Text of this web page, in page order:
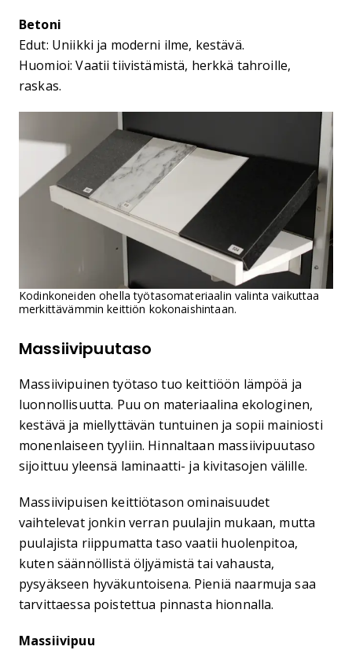
Betoni
Edut: Uniikki ja moderni ilme, kestävä.
Huomioi: Vaatii tiivistämistä, herkkä tahroille,
raskas.
Kodinkoneiden ohella työtasomateriaalin valinta vaikuttaa
merkittävämmin keittiön kokonaishintaan.
Massiivipuutaso
Massiivipuinen työtaso tuo keittiöön lämpöä ja
luonnollisuutta. Puu on materiaalina ekologinen,
kestävä ja miellyttävän tuntuinen ja sopii mainiosti
monenlaiseen tyyliin. Hinnaltaan massiivipuutaso
sijoittuu yleensä laminaatti- ja kivitasojen välille.
Massiivipuisen keittiötason ominaisuudet
vaihtelevat jonkin verran puulajin mukaan, mutta
puulajista riippumatta taso vaatii huolenpitoa,
kuten säännöllistä öljyämistä tai vahausta,
pysyäkseen hyväkuntoisena. Pieniä naarmuja saa
tarvittaessa poistettua pinnasta hionnalla.
Massiivipuu